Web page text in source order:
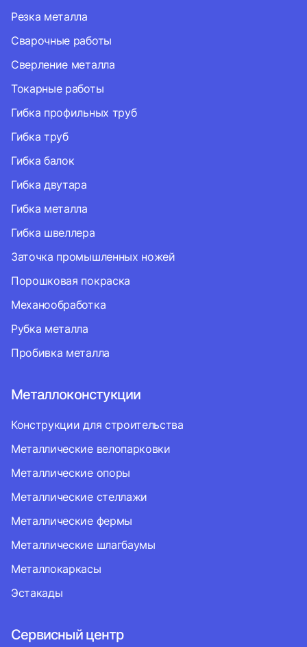
Резка металла
Сварочные работы
Сверление металла
Токарные работы
Гибка профильных труб
Гибка труб
Гибка балок
Гибка двутара
Гибка металла
Гибка швеллера
Заточка промышленных ножей
Порошковая покраска
Механообработка
Рубка металла
Пробивка металла
Металлоконстукции
Конструкции для строительства
Металлические велопарковки
Металлические опоры
Металлические стеллажи
Металлические фермы
Металлические шлагбаумы
Металлокаркасы
Эстакады
Сервисный центр